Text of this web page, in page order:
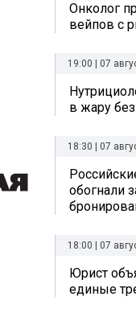
Онколог
вейпов с
19:00 | 07
в жару
18:30 | 07
обогнали
18:00 | 07
Юрист
единые